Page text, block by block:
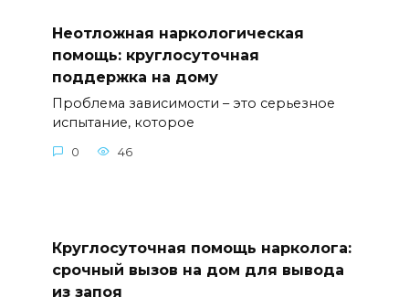
Неотложная наркологическая
помощь: круглосуточная
поддержка на дому
Проблема зависимости – это серьезное
испытание, которое
0 46
Круглосуточная помощь нарколога:
срочный вызов на дом для вывода
из запоя